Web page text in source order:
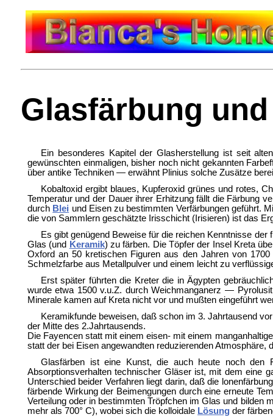
Glasfärbung
Ein besonderes Kapitel der Glasherstellung ist seit
gewünschten einmaligen, bisher noch nicht gekannten
über antike Techniken — erwähnt Plinius solche Zusätze
Kobaltoxid ergibt blaues, Kupferoxid grünes und rotes,
Temperatur und der Dauer ihrer Erhitzung fällt die Färbung
durch Blei und Eisen zu bestimmten Verfärbungen geführt.
die von Sammlern geschätzte Irisschicht (Irisieren) ist das
Es gibt genügend Beweise für die reichen Kenntnisse
Glas (und
Keramik) zu färben. Die Töpfer der Insel Kreta
Oxford an 50 kretischen Figuren aus den Jahren von
Schmelzfarbe aus Metallpulver und einem leicht zu
Erst später führten die Kreter die in Ägypten
wurde etwa 1500 v.u.Z. durch Weichmanganerz —
Minerale kamen auf Kreta nicht vor und mußten eingeführt
Keramikfunde beweisen, daß schon im 3. Jahrtausend
der Mitte des 2.Jahrtausends.
Die Fayencen statt mit einem eisen- mit einem
statt der bei Eisen angewandten reduzierenden
Glasfärben ist eine Kunst, die auch heute noch den
Absorptionsverhalten technischer Gläser ist, mit dem eine
Unterschied beider Verfahren liegt darin, daß die
färbende Wirkung der Beimengungen durch eine erneute
Verteilung oder in bestimmten Tröpfchen im Glas und bilden
mehr als 700° C), wobei sich die kolloidale Lösungder